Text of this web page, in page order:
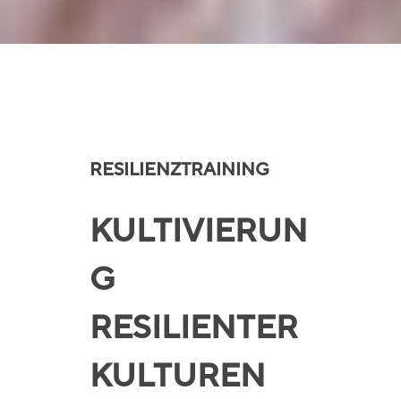
RESILIENZTRAINING
KULTIVIERUN
G
RESILIENTER
KULTUREN